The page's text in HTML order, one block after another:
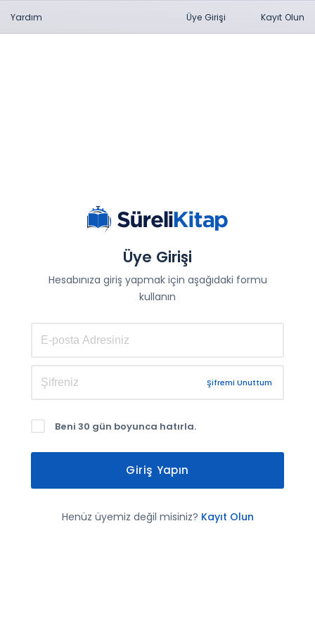
Yardım Üye Girişi Kayıt Olun
Üye Girişi
Hesabınıza giriş yapmak için aşağıdaki formu
kullanın
Şifremi Unuttum
Beni 30 gün boyunca hatırla.
Giriş Yapın
Henüz üyemiz değil misiniz? Kayıt Olun